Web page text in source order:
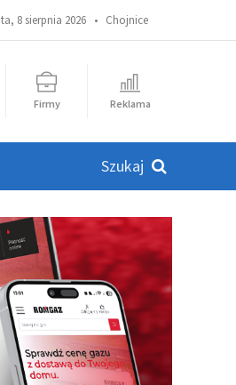
8 sierpnia 2026 • Chojnice
Firmy Reklama